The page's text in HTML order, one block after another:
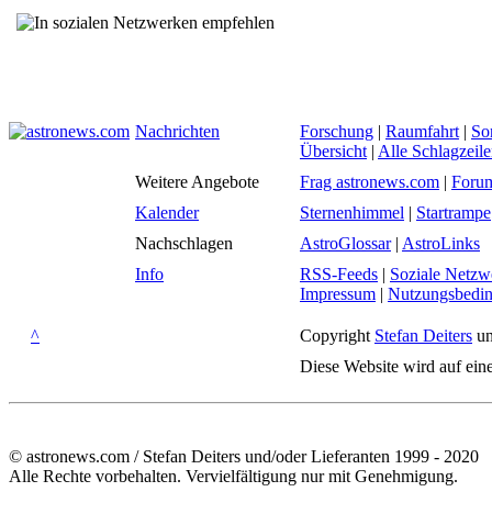
Nachrichten Forschung | Raumfahrt |
Übersicht | Alle
Weitere Angebote
Frag astronews.com |
Kalender
Sternenhimmel | Startrampe
Nachschlagen
AstroGlossar| AstroLinks
Info
RSS-Feeds | Soziale
Impressum |
^ Copyright Stefan Deiters
Diese Website wird auf
© astronews.com / Stefan Deiters und/oder Lieferanten 1999 - 2020
Alle Rechte vorbehalten. Vervielfältigung nur mit Genehmigung.